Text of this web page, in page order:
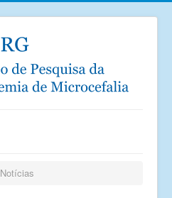
Notícias